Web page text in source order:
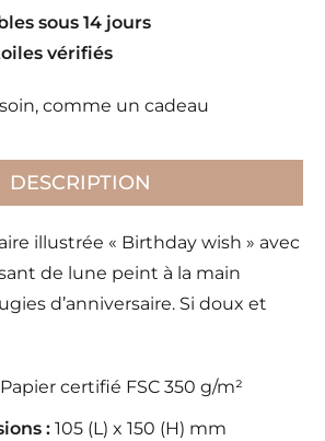
sous 14 jours
vérifiés
comme un cadeau
DESCRIPTION
illustrée « Birthday wish » avec
de lune peint à la main
d’anniversaire. Si doux et
Papier certifié FSC 350 g/m²
:105 (L) x 150 (H) mm